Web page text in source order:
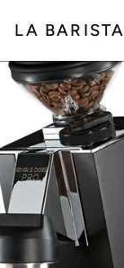
LA BARISTA